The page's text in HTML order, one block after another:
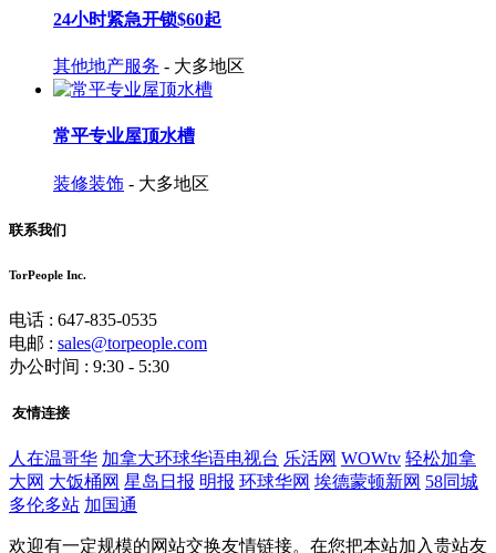
24小时紧急开锁$60起
其他地产服务 - 大多地区
常平专业屋顶水槽
装修装饰 - 大多地区
联系我们
TorPeople Inc.
电话 : 647-835-0535
电邮 : sales@torpeople.com
办公时间 : 9:30 - 5:30
友情连接
人在温哥华 加拿大环球华语电视台 乐活网 WOWtv 轻松加拿
大网 大饭桶网 星岛日报 明报 环球华网 埃德蒙顿新网 58同城
多伦多站 加国通
欢迎有一定规模的网站交换友情链接。在您把本站加入贵站友